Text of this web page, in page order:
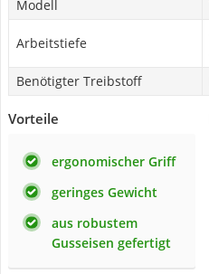
Modell
Arbeitstiefe
Benötigter Treibstoff
Vorteile
ergonomischer Griff
geringes Gewicht
aus robustem
Gusseisen gefertigt